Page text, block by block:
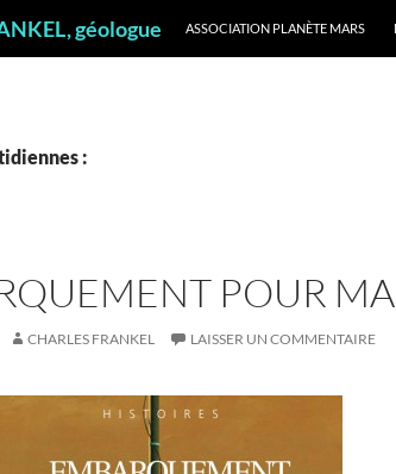
géologue
ASSOCIATION PLANÈTE MARS
:
POUR
CHARLES FRANKEL LAISSER UN COMMENTAIRE